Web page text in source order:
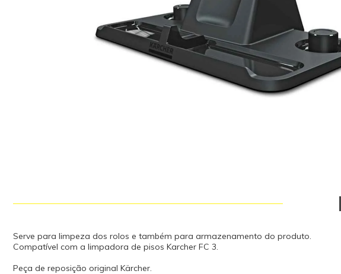
Serve para limpeza dos rolos e também para armazenamento do produto.
Compatível com a limpadora de pisos Karcher FC 3.
Peça de reposição original Kärcher.